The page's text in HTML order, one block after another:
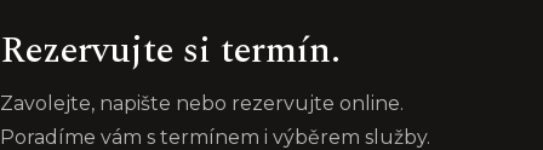
Rezervujte si termín.
Zavolejte, napište nebo rezervujte online.
Poradíme vám s termínem i výběrem služby.